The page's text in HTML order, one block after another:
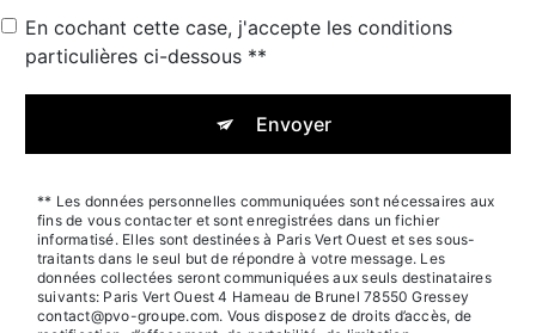
En cochant cette case, j'accepte les conditions
particulières ci-dessous **
Envoyer
** Les données personnelles communiquées sont nécessaires aux
fins de vous contacter et sont enregistrées dans un fichier
informatisé. Elles sont destinées à Paris Vert Ouest et ses sous-
traitants dans le seul but de répondre à votre message. Les
données collectées seront communiquées aux seuls destinataires
suivants: Paris Vert Ouest 4 Hameau de Brunel 78550 Gressey
contact@pvo-groupe.com. Vous disposez de droits d’accès, de